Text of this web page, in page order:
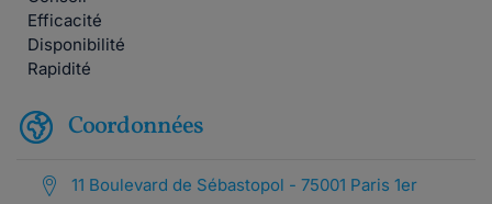
Efficacité
Disponibilité
Rapidité
Coordonnées
11 Boulevard de Sébastopol - 75001 Paris 1er